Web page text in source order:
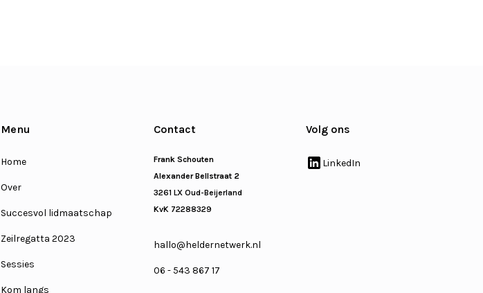
Menu
Home
Over
Succesvol lidmaatschap
Zeilregatta 2023
Sessies
Kom langs
Contact
Frank Schouten
Alexander Bellstraat 2
3261 LX Oud-Beijerland
KvK 72288329
hallo@heldernetwerk.nl
06 - 543 867 17
Volg ons
LinkedIn